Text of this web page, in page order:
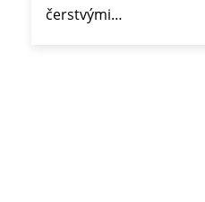
čerstvými…